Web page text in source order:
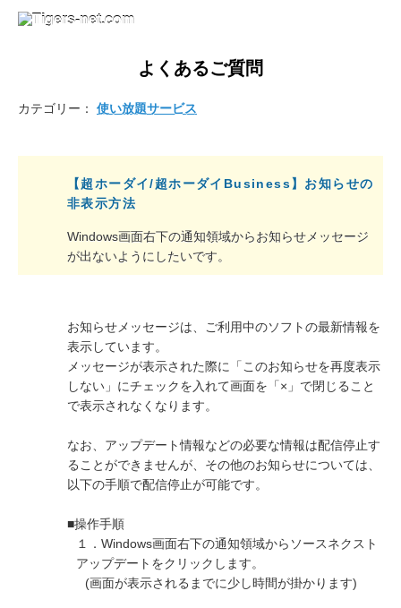
よくあるご質問
【超ホーダイ/超ホーダイBusiness】お知らせの
非表示方法
Windows画面右下の通知領域からお知らせメッセージ
が出ないようにしたいです。
カテゴリー： 使い放題サービス
お知らせメッセージは、ご利用中のソフトの最新情報を
表示しています。
メッセージが表示された際に「このお知らせを再度表示
しない」にチェックを入れて画面を「×」で閉じること
で表示されなくなります。
なお、アップデート情報などの必要な情報は配信停止す
ることができませんが、その他のお知らせについては、
以下の手順で配信停止が可能です。
■操作手順
１．Windows画面右下の通知領域からソースネクスト
アップデートをクリックします。
(画面が表示されるまでに少し時間が掛かります)